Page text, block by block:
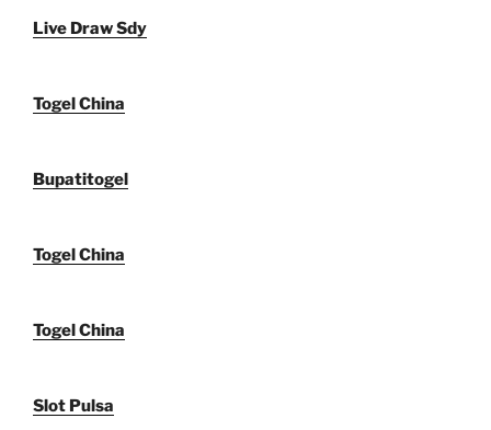
Live Draw Sdy
Togel China
Bupatitogel
Togel China
Togel China
Slot Pulsa